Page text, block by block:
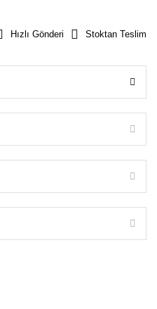
Hızlı Gönderi Stoktan Teslim